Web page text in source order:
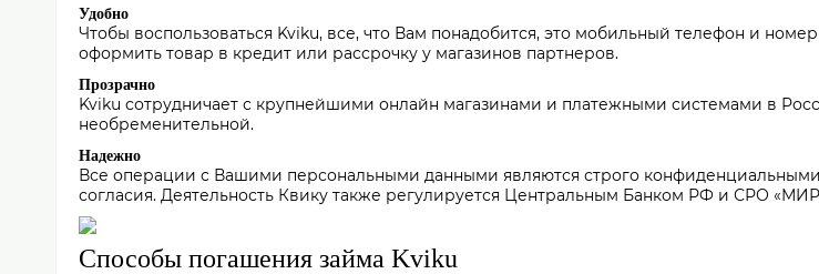
Удобно
Чтобы воспользоваться Kviku, все, что Вам понадобится, это мобильный телефон и
оформить товар в кредит или рассрочку у магазинов партнеров.
Прозрачно
Kviku сотрудничает с крупнейшими онлайн магазинами и платежными системами в
необременительной.
Надежно
Все операции с Вашими персональными данными являются строго
согласия. Деятельность Квику также регулируется Центральным Банком РФ и СРО
Способы погашения займа Kviku